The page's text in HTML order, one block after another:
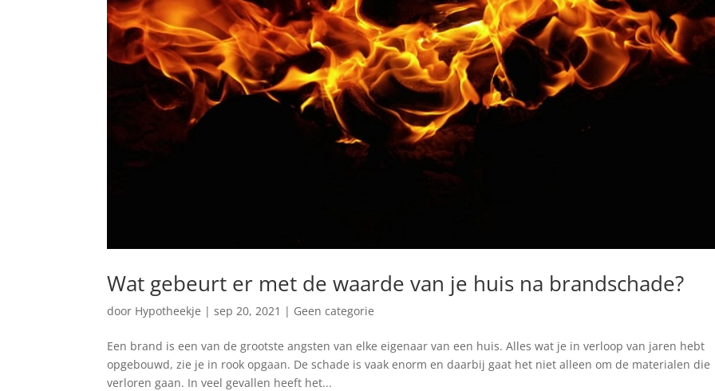
Wat gebeurt er met de waarde van je huis na brandschade?
door Hypotheekje |sep 20, 2021 | Geen categorie
Een brand is een van de grootste angsten van elke eigenaar van een huis. Alles wat je in verloop van jaren hebt
opgebouwd, zie je in rook opgaan. De schade is vaak enorm en daarbij gaat het niet alleen om de materialen die
verloren gaan. In veel gevallen heeft het...